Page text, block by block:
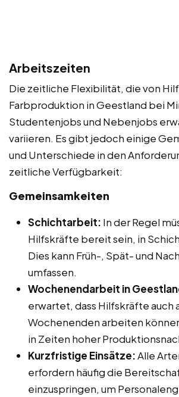
Arbeitszeiten
Die zeitliche Flexibilität, die von
Farbproduktion in Geestland bei
Studentenjobs und Nebenjobs
variieren. Es gibt jedoch einige
und Unterschiede in den
zeitliche Verfügbarkeit:
Gemeinsamkeiten
Schichtarbeit: In der Regel
Hilfskräfte bereit sein, in
Dies kann Früh-, Spät- und
umfassen.
Wochenendarbeit in
erwartet, dass Hilfskräfte auch
Wochenenden arbeiten
in Zeiten hoher
Kurzfristige Einsätze:Alle
erfordern häufig die
einzuspringen, um